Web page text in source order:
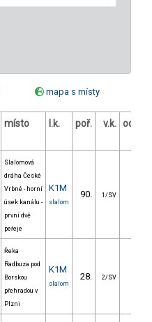
mapa s místy
místo l.k. poř. v.k.
Slalomová
dráha České
Vrbné - horní
úsek kanálu -
první dvě
peřeje
K1M
slalom
90. 1/SV
Řeka
Radbuza pod
Borskou
přehradou v
Plzni
K1M
slalom
28. 2/SV